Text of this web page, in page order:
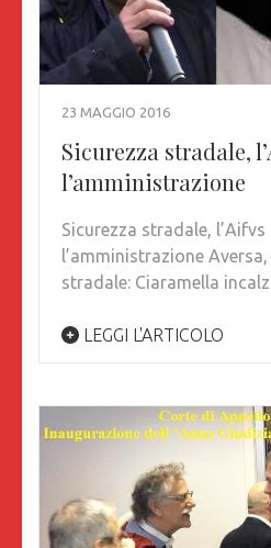
23 MAGGIO 2016
Sicurezza stradale,
l’amministrazione
Sicurezza stradale, l’Aifvs
l’amministrazione
stradale: Ciaramella
LEGGI L'ARTICOLO